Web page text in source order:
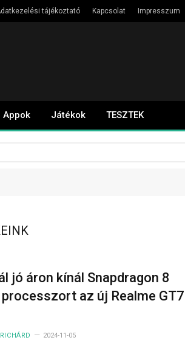
tájékoztató Kapcsolat Impresszum
Appok Játékok TESZTEK
jó áron kínál Snapdragon 8
processzort az új Realme GT7
RICHÁRD 2024-11-05